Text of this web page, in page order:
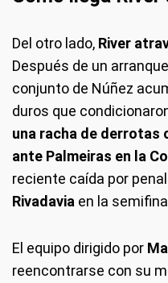
Del otro lado, River
Después de un
conjunto de Núñez
duros que
una racha de derrotas
ante Palmeiras en la
reciente caída por
Rivadavia en la
El equipo dirigido por
reencontrarse con su